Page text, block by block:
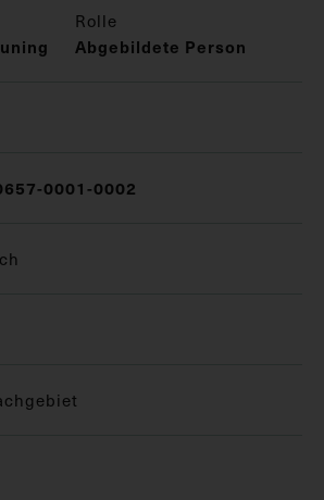
Rolle
Abgebildete Person
0001-0002